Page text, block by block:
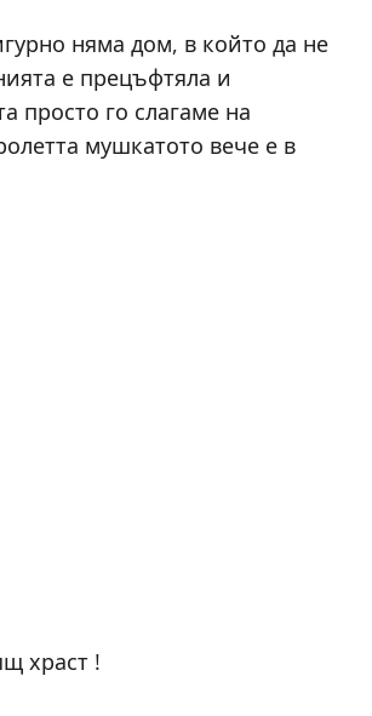
няма дом, в който да не
е прецъфтяла и
просто го слагаме на
мушкатото вече е в
храст !